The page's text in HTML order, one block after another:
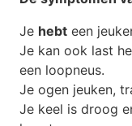
Je hebt een
Je kan ook last
een loopneus.
Je ogen jeuken,
Je keel is droog